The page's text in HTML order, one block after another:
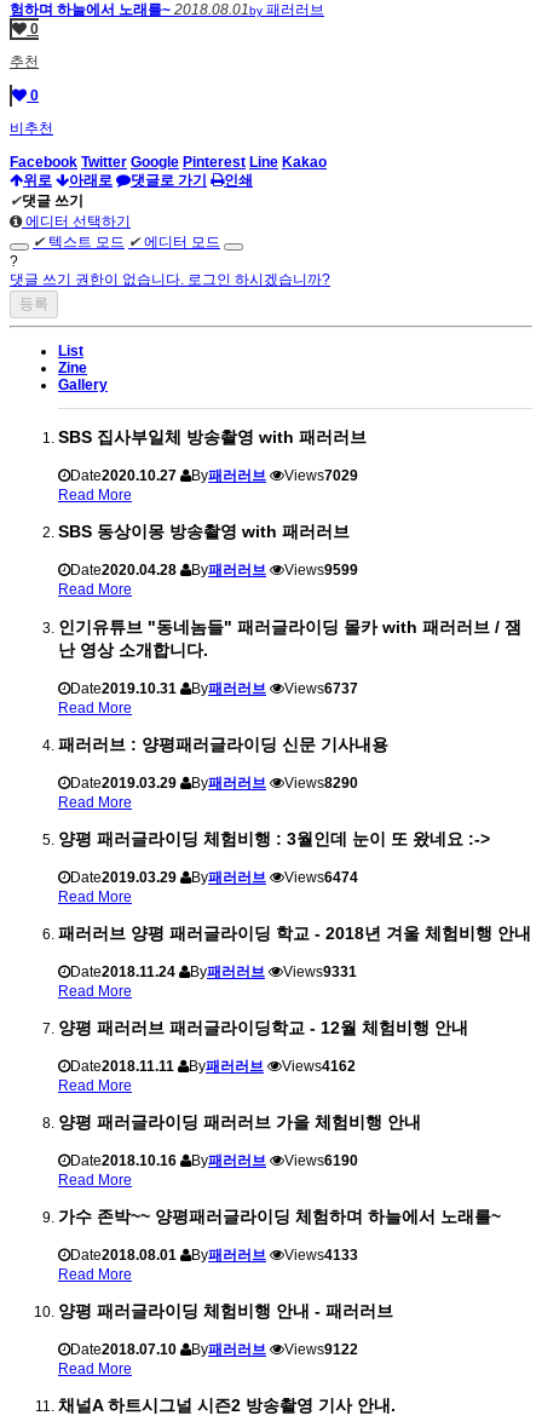
험하며 하늘에서 노래를~ 2018.08.01by 패러러브
0
추천
0
비추천
Facebook Twitter Google Pinterest Line Kakao
위로
아래로 댓글로 가기
인쇄
✔댓글 쓰기
에디터 선택하기
✔ 텍스트 모드 ✔에디터 모드
?
댓글 쓰기 권한이 없습니다. 로그인 하시겠습니까?
List
Zine
Gallery
SBS 집사부일체 방송촬영 with 패러러브
Date2020.10.27 By패러러브 Views7029
Read More
SBS 동상이몽 방송촬영 with 패러러브
Date2020.04.28 By패러러브 Views9599
Read More
인기유튜브 "동네놈들" 패러글라이딩 몰카 with 패러러브 / 잼
난 영상 소개합니다.
Date2019.10.31 By패러러브 Views6737
Read More
패러러브 : 양평패러글라이딩 신문 기사내용
Date2019.03.29 By패러러브 Views8290
Read More
양평 패러글라이딩 체험비행 : 3월인데 눈이 또 왔네요 :->
Date2019.03.29 By패러러브 Views6474
Read More
패러러브 양평 패러글라이딩 학교 - 2018년 겨울 체험비행 안내
Date2018.11.24 By패러러브 Views9331
Read More
양평 패러러브 패러글라이딩학교 - 12월 체험비행 안내
Date2018.11.11 By패러러브 Views4162
Read More
양평 패러글라이딩 패러러브 가을 체험비행 안내
Date2018.10.16 By패러러브 Views6190
Read More
가수 존박~~ 양평패러글라이딩 체험하며 하늘에서 노래를~
Date2018.08.01 By패러러브 Views4133
Read More
양평 패러글라이딩 체험비행 안내 - 패러러브
Date2018.07.10 By패러러브 Views9122
Read More
채널A 하트시그널 시즌2 방송촬영 기사 안내.